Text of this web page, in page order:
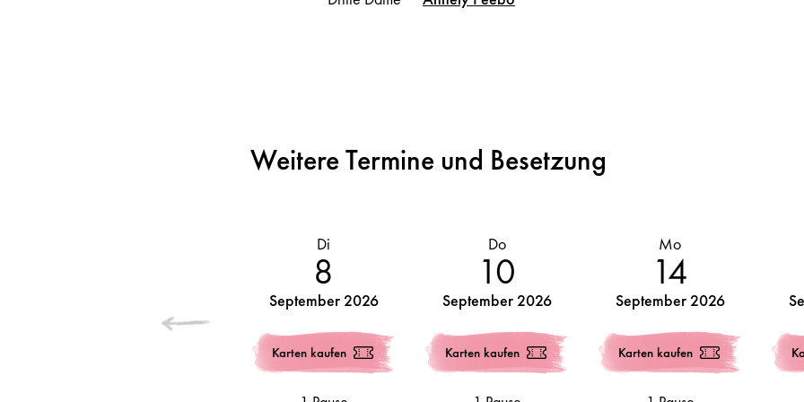
Weitere Termine und Besetzung
Di
8
September 2026
Karten kaufen
Do
10
September 2026
Karten kaufen
Mo
14
September 2026
Karten kaufen